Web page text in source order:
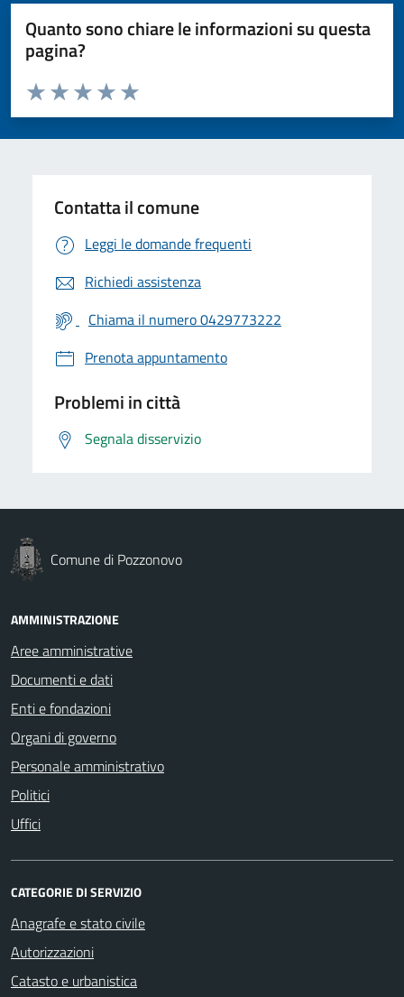
Quanto sono chiare le informazioni su questa
pagina?
Valuta da 1 a 5 stelle la pagina
Valuta 5 stelle su 5
Valuta 4 stelle su 5
Valuta 3 stelle su 5
Valuta 2 stelle su 5
Valuta 1 stelle su 5
Contatta il comune
Leggi le domande frequenti
Richiedi assistenza
Chiama il numero 0429773222
Prenota appuntamento
Problemi in città
Segnala disservizio
Comune di Pozzonovo
AMMINISTRAZIONE
Aree amministrative
Documenti e dati
Enti e fondazioni
Organi di governo
Personale amministrativo
Politici
Uffici
CATEGORIE DI SERVIZIO
Anagrafe e stato civile
Autorizzazioni
Catasto e urbanistica